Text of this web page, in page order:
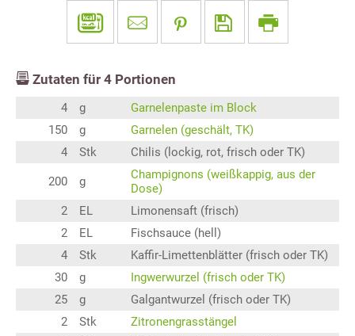
Zutaten für 4 Portionen
4 g
Garnelenpaste im Block
150
g
Garnelen (geschält, TK)
4
Stk Chilis (lockig, rot, frisch oder TK)
200 g
Champignons (weißkappig, aus der
Dose)
2
EL
Limonensaft (frisch)
2
EL
Fischsauce (hell)
4
Stk
Kaffir-Limettenblätter (frisch oder TK)
30
g
Ingwerwurzel (frisch oder TK)
25
g
Galgantwurzel (frisch oder TK)
2
Stk
Zitronengrasstängel